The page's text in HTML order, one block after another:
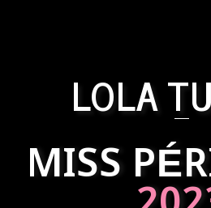
LOLA
MISS